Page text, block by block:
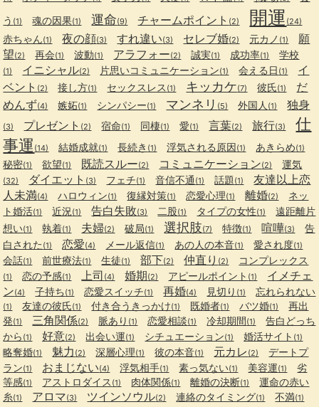
う (1) 魂の因果(1) 運命(9) チャームポイント (2) 開運 (24)
赤ちゃん(1) 夜の顔(3) すれ違い(3) セレブ婚(2) 元カノ (1)
願
望(2) 再会(1) 波動(1) アラフォー(2) 誠実(1) 成功率(1) 学校
(1) イニシャル(2) 片思いコミュニケーション(1) 会える日 (1)
イ
ベント (2) 接し方(1) セックスレス (1) キッカケ(7) 彼氏(1)
だ
めんず(4) 嫉妬(1) シンパシー(1) マンネリ (5) 外国人 (1) 独身
(3) プレゼント (2) 宿命(1) 同棲(1) 愛(1) 言葉(2) 旅行(3)
仕
事運 (14) 結婚成就(1) 長続き (1) 浮気される原因(1) あきらめ(1)
秘密(1) 欲望(1) 既読スルー(2) コミュニケーション(2) 運気
(32) ダイエット (3) フェチ(1) 音信不通 (1) 話題(1)
友達以上恋
人未満(4) ハロウィン(1) 復縁対策(1) 恋愛心理(1) 離婚(2)
ネッ
ト婚活(1) 近況(1) 告白失敗(3) 二股(1) タイプの女性(1)
遠距離片
想い(1) 執着(1) 夫婦(2) 破局(1) 選択肢(7) 特徴(1) 喧嘩(3)
告
白された (1) 恋愛(4) メール返信(1) あの人の本音(1) 愛され度(1)
会話(1) 前世療法(1) 生徒(1) 部下(2) 仲直り (2) コンプレックス
(1) 恋の予感(1) 上司 (4) 婚期(2) アピールポイント (1)
イメチェ
ン(4) 子持ち(1) 恋愛スイッチ(1) 再婚(4) 見切り (1) 忘れられない
(1) 友達の彼氏(1) 付き合うきっかけ(1) 既婚者(1) バツ婚(1)
再出
発(1) 三角関係(2) 脈あり (1) 恋愛相談(1) 冷却期間(1)
告白どっち
から (1) 好意(2) 出会い運(1) シチュエーション(1) 婚活サイト (1)
略奪婚(1) 魅力 (2) 深層心理(1) 彼の本音(1) 元カレ (2)
デートプ
ラン(1) おまじない(4) 浮気相手(1) 素っ気ない(1) 美容運(1)
劣
等感(1) アストロダイス (1) 肉体関係(1) 離婚の決断(1)
運命の赤い
糸(1) アロマ(3) ツインソウル(2) 連絡のタイミング(1) 不満(1)